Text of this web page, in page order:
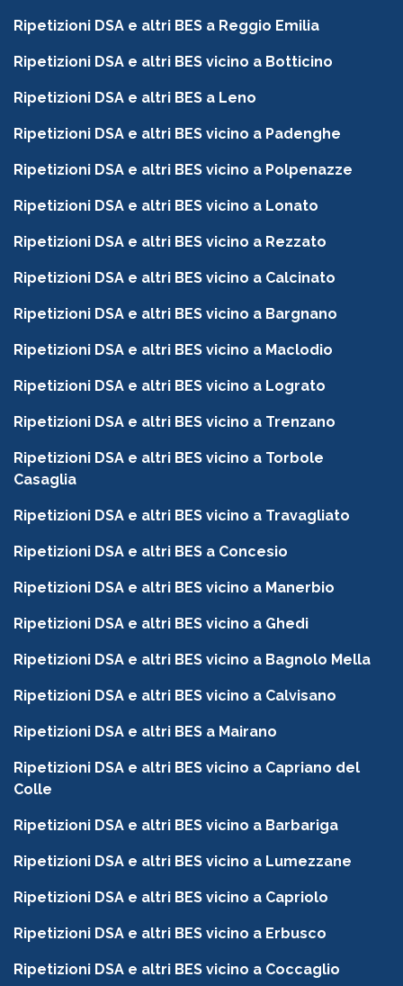
Ripetizioni DSA e altri BES a Reggio Emilia
Ripetizioni DSA e altri BES vicino a Botticino
Ripetizioni DSA e altri BES a Leno
Ripetizioni DSA e altri BES vicino a Padenghe
Ripetizioni DSA e altri BES vicino a Polpenazze
Ripetizioni DSA e altri BES vicino a Lonato
Ripetizioni DSA e altri BES vicino a Rezzato
Ripetizioni DSA e altri BES vicino a Calcinato
Ripetizioni DSA e altri BES vicino a Bargnano
Ripetizioni DSA e altri BES vicino a Maclodio
Ripetizioni DSA e altri BES vicino a Lograto
Ripetizioni DSA e altri BES vicino a Trenzano
Ripetizioni DSA e altri BES vicino a Torbole
Casaglia
Ripetizioni DSA e altri BES vicino a Travagliato
Ripetizioni DSA e altri BES a Concesio
Ripetizioni DSA e altri BES vicino a Manerbio
Ripetizioni DSA e altri BES vicino a Ghedi
Ripetizioni DSA e altri BES vicino a Bagnolo Mella
Ripetizioni DSA e altri BES vicino a Calvisano
Ripetizioni DSA e altri BES a Mairano
Ripetizioni DSA e altri BES vicino a Capriano del
Colle
Ripetizioni DSA e altri BES vicino a Barbariga
Ripetizioni DSA e altri BES vicino a Lumezzane
Ripetizioni DSA e altri BES vicino a Capriolo
Ripetizioni DSA e altri BES vicino a Erbusco
Ripetizioni DSA e altri BES vicino a Coccaglio